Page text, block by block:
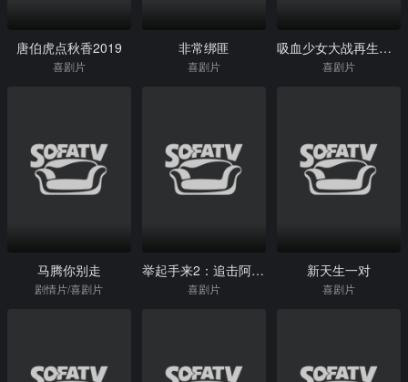
唐伯虎点秋香2019
喜剧片
非常绑匪
喜剧片
吸血少女大战再生萝莉
喜剧片
马腾你别走
剧情片/喜剧片
举起手来2：追击阿多丸号
喜剧片
新天生一对
喜剧片